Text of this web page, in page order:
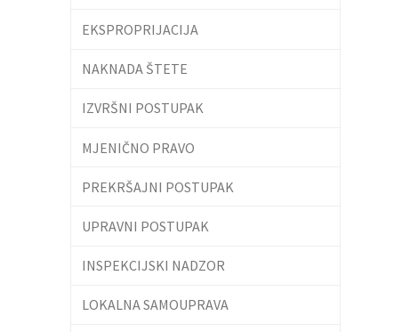
EKSPROPRIJACIJA
NAKNADA ŠTETE
IZVRŠNI POSTUPAK
MJENIČNO PRAVO
PREKRŠAJNI POSTUPAK
UPRAVNI POSTUPAK
INSPEKCIJSKI NADZOR
LOKALNA SAMOUPRAVA